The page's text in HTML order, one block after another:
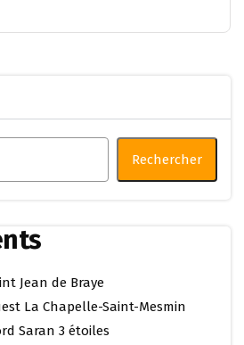
Rechercher
Jean de Braye
La Chapelle-Saint-Mesmin
Saran 3 étoiles